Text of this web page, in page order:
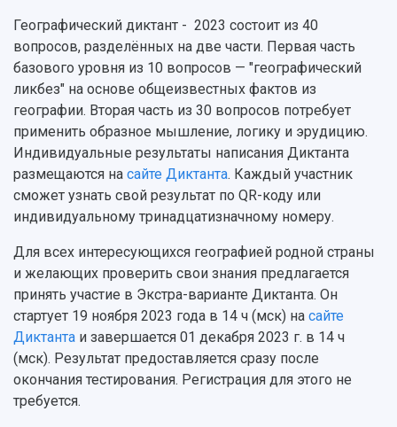
Устойчивое развитие
Кампус
3D-тур по университету
Музеи
Учебный аэродром
Центр истории авиационных двигателей
Ботанический сад
Умный дом бабочек
Международный межвузовский кампус
Сведения об образовательной организации
Официальные документы
Противодействие COVID-19
Журналы Самарского университета
Научные конференции
Патенты
Публикации и издания
Отчеты о проведенных конференциях
Географический диктант - 2023 состоит из 40
вопросов, разделённых на две части. Первая часть
базового уровня из 10 вопросов — "географический
ликбез" на основе общеизвестных фактов из
географии. Вторая часть из 30 вопросов потребует
применить образное мышление, логику и эрудицию.
Индивидуальные результаты написания Диктанта
размещаются на сайте Диктанта. Каждый участник
сможет узнать свой результат по QR-коду или
индивидуальному тринадцатизначному номеру.
Для всех интересующихся географией родной страны
и желающих проверить свои знания предлагается
принять участие в Экстра-варианте Диктанта. Он
стартует 19 ноября 2023 года в 14 ч (мск) на сайте
Диктанта и завершается 01 декабря 2023 г. в 14 ч
(мск). Результат предоставляется сразу после
окончания тестирования. Регистрация для этого не
требуется.